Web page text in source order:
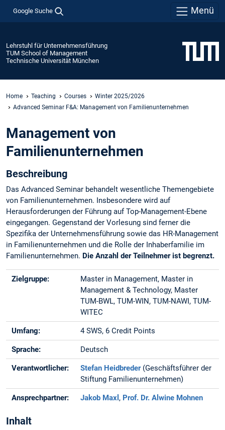
Google Suche Menü
Lehrstuhl für Unternehmensführung
TUM School of Management
Technische Universität München
Home Teaching Courses
Winter 2025/2026
Advanced Seminar F&A: Management von Familienunternehmen
Management von
Familienunternehmen
Beschreibung
Das Advanced Seminar behandelt wesentliche Themengebiete
von Familienunternehmen. Insbesondere wird auf
Herausforderungen der Führung auf Top-Management-Ebene
eingegangen. Gegenstand der Vorlesung sind ferner die
Spezifika der Unternehmensführung sowie das HR-Management
in Familienunternehmen und die Rolle der Inhaberfamilie im
Familienunternehmen. Die Anzahl der Teilnehmer ist begrenzt.
Zielgruppe:
Master in Management, Master in
Management & Technology, Master
TUM-BWL, TUM-WIN, TUM-NAWI, TUM-
WITEC
Umfang: 4 SWS, 6 Credit Points
Sprache: Deutsch
Verantwortlicher: Stefan Heidbreder(Geschäftsführer der
Stiftung Familienunternehmen)
Ansprechpartner: Jakob Maxl , Prof. Dr. Alwine Mohnen
Inhalt